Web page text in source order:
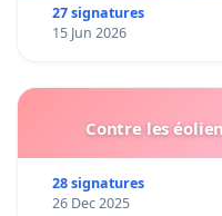
27 signatures
15 Jun 2026
Contre les
28 signatures
26 Dec 2025